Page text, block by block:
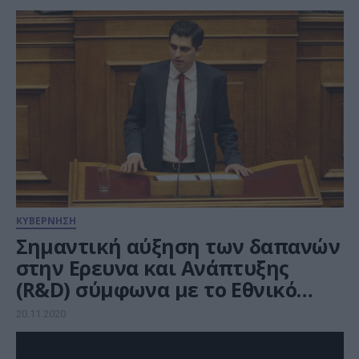
ΚΥΒΕΡΝΗΣΗ
Σημαντική αύξηση των δαπανών
στην Ερευνα και Ανάπτυξης
(R&D) σύμφωνα με το Εθνικό
Κέντρο Τεκμηρίωσης
20.11.2020